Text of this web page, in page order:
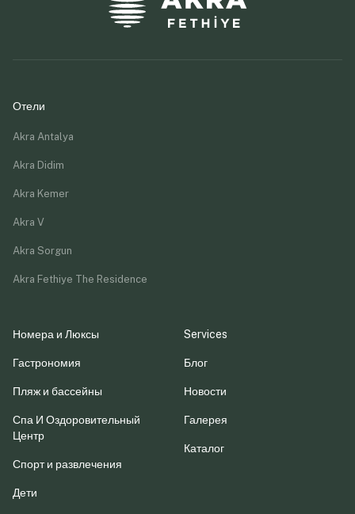
Отели
Akra Antalya
Akra Didim
Akra Kemer
Akra V
Akra Sorgun
Akra Fethiye The Residence
Номера и Люксы
Гастрономия
Пляж и бассейны
Спа И Оздоровительный
Центр
Спорт и развлечения
Дети
Services
Блог
Новости
Галерея
Каталог